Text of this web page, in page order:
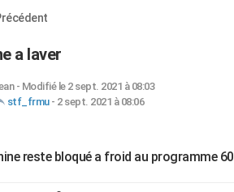
a laver
- Modifié le 2 sept. 2021 à 08:03
stf_frmu- 2 sept. 2021 à 08:06
reste bloqué a froid au programme 60